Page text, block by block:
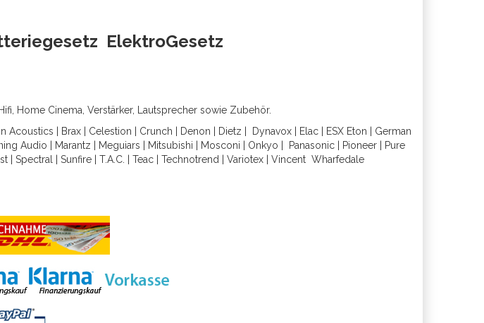
ElektroGesetz
Home Cinema, Verstärker, Lautsprecher sowie Zubehör.
Acoustics Brax Celestion Crunch Denon Dietz Dynavox Elac ESX Eton
German
Audio Marantz Meguiars Mitsubishi Mosconi Onkyo Panasonic| Pioneer|
Pure
Spectral Sunfire T.A.C. Teac Technotrend Variotex Vincent Wharfedal e